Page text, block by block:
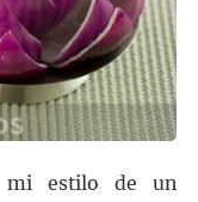
mi estilo de un